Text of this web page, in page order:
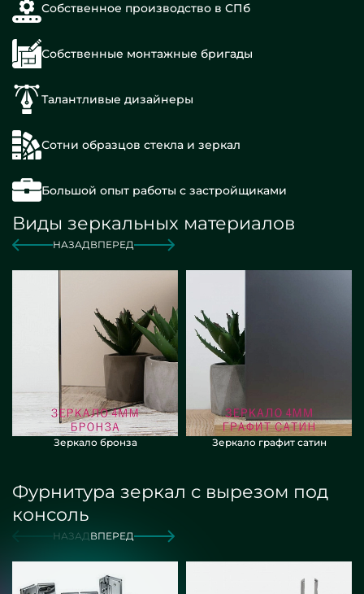
Собственное производство в СПб
Собственные монтажные бригады
Талантливые дизайнеры
Сотни образцов стекла и зеркал
Большой опыт работы с застройщиками
Виды зеркальных материалов
НАЗАДВПЕРЕД
Зеркало бронза Зеркало графит сатин
Фурнитура зеркал с вырезом под
консоль
НАЗАДВПЕРЕД